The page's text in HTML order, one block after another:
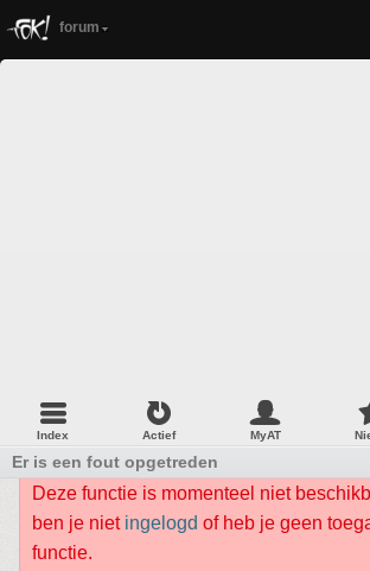
forum
Index Actief MyAT
Er is een fout opgetreden
Deze functie is momenteel niet
ben je niet ingelogd of heb je geen
functie.